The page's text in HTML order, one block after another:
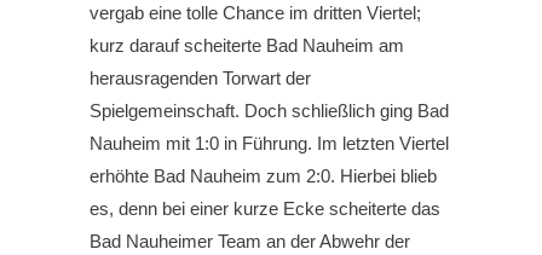
vergab eine tolle Chance im dritten Viertel;
kurz darauf scheiterte Bad Nauheim am
herausragenden Torwart der
Spielgemeinschaft. Doch schließlich ging Bad
Nauheim mit 1:0 in Führung. Im letzten Viertel
erhöhte Bad Nauheim zum 2:0. Hierbei blieb
es, denn bei einer kurze Ecke scheiterte das
Bad Nauheimer Team an der Abwehr der